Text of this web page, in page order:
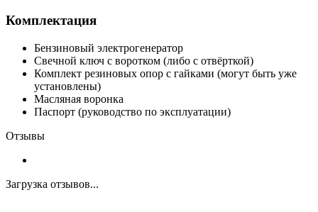
Комплектация
Бензиновый электрогенератор
Свечной ключ с воротком (либо с отвёрткой)
Комплект резиновых опор с гайками (могут быть уже
установлены)
Масляная воронка
Паспорт (руководство по эксплуатации)
Отзывы
Загрузка отзывов...